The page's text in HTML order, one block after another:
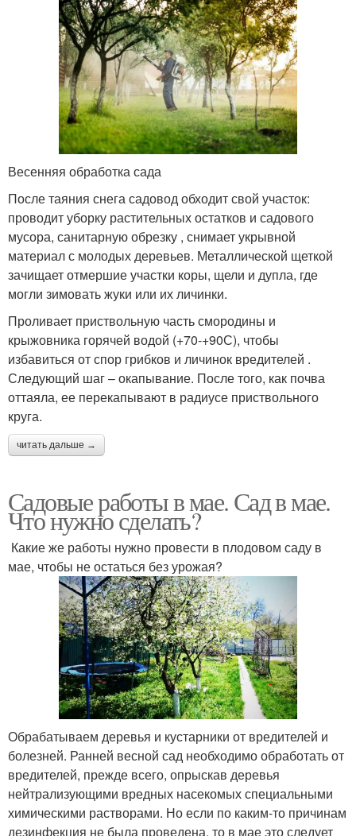
Весенняя обработка сада
После таяния снега садовод обходит свой участок:
проводит уборку растительных остатков и садового
мусора, санитарную обрезку , снимает укрывной
материал с молодых деревьев. Металлической щеткой
зачищает отмершие участки коры, щели и дупла, где
могли зимовать жуки или их личинки.
Проливает приствольную часть смородины и
крыжовника горячей водой (+70-+90С), чтобы
избавиться от спор грибков и личинок вредителей .
Следующий шаг – окапывание. После того, как почва
оттаяла, ее перекапывают в радиусе приствольного
круга.
читать дальше →
Садовые работы в мае. Сад в мае.
Что нужно сделать?
Какие же работы нужно провести в плодовом саду в
мае, чтобы не остаться без урожая?
Обрабатываем деревья и кустарники от вредителей и
болезней. Ранней весной сад необходимо обработать от
вредителей, прежде всего, опрыскав деревья
нейтрализующими вредных насекомых специальными
химическими растворами. Но если по каким-то причинам
дезинфекция не была проведена, то в мае это следует